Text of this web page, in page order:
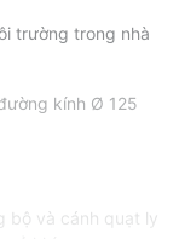
trường trong nhà
kính Ø 125
bộ và cánh quạt ly